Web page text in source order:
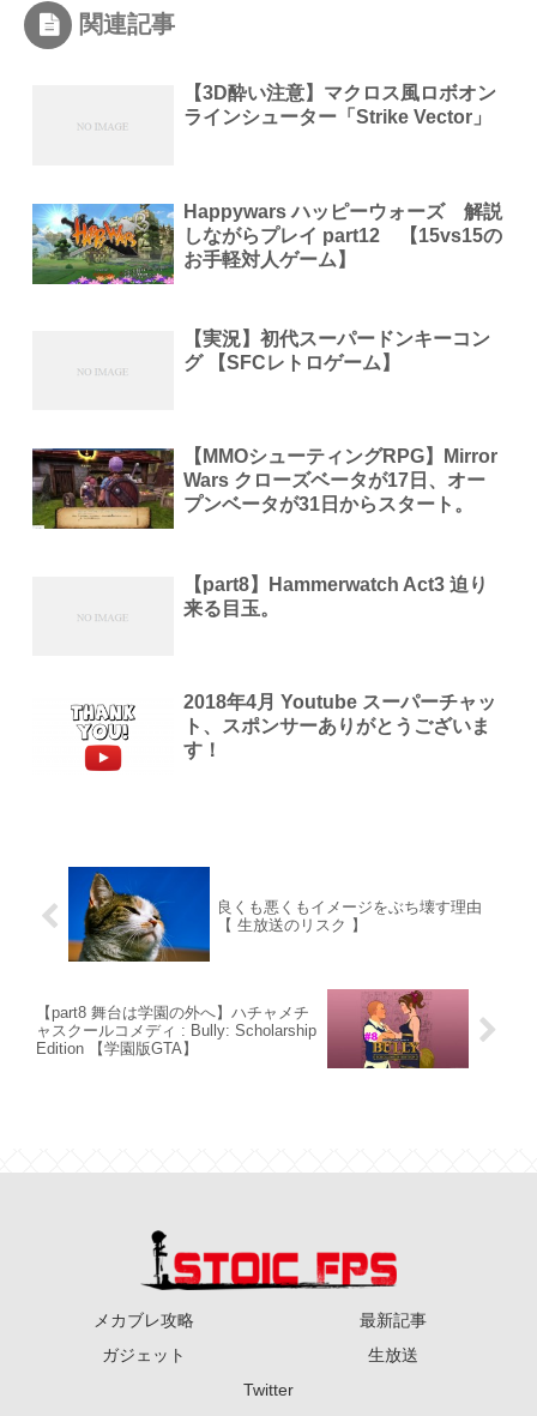
関連記事
【3D酔い注意】マクロス風ロボオン
ラインシューター「Strike Vector」
Happywars ハッピーウォーズ 解説
しながらプレイ part12 【15vs15の
お手軽対人ゲーム】
【実況】初代スーパードンキーコン
グ 【SFCレトロゲーム】
【MMOシューティングRPG】Mirror
Wars クローズベータが17日、オー
プンベータが31日からスタート。
【part8】Hammerwatch Act3 迫り
来る目玉。
2018年4月 Youtube スーパーチャッ
ト、スポンサーありがとうございま
す！
良くも悪くもイメージをぶち壊す理由
【 生放送のリスク 】
【part8 舞台は学園の外へ】ハチャメチ
ャスクールコメディ : Bully: Scholarship
Edition 【学園版GTA】
メカブレ攻略
最新記事
ガジェット
生放送
Twitter